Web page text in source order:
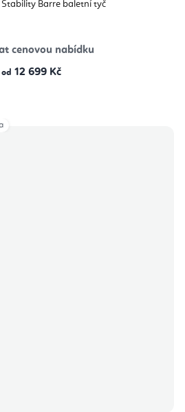
Barre baletní tyč
cenovou nabídku
od 12 699 Kč